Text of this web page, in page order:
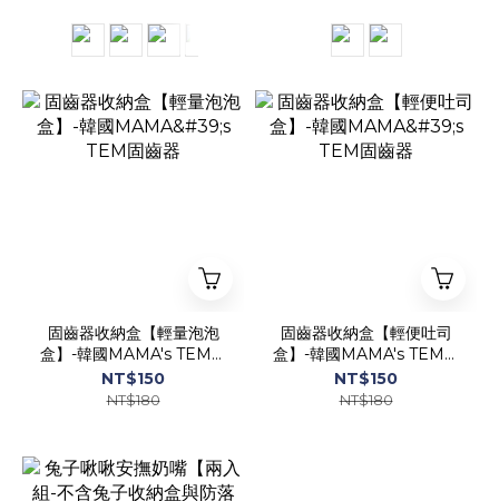
固齒器收納盒【輕量泡泡
盒】-韓國MAMA's TEM固
齒器
NT$150
NT$180
固齒器收納盒【輕便吐司
盒】-韓國MAMA's TEM固
齒器
NT$150
NT$180